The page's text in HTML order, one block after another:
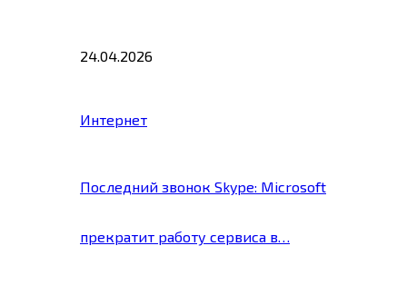
24.04.2026
Интернет
Последний звонок Skype: Microsoft
прекратит работу сервиса в…